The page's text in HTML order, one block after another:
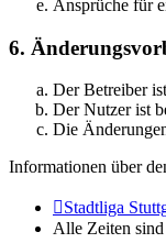
Ansprüche für
6.
Der Betreiber
Der Nutzer ist
Die
Informationen über
Stadtliga
Alle Zeiten sind